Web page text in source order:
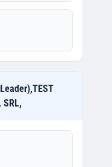
SRL,